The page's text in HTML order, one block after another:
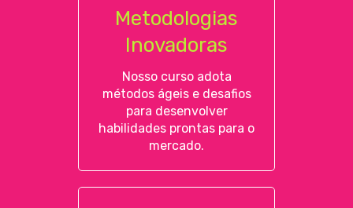
Metodologias
Inovadoras
Nosso curso adota
métodos ágeis e desafios
para desenvolver
habilidades prontas para o
mercado.